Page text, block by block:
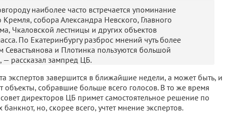
наиболее часто встречается упоминание
собора Александра Невского, Главного
Чкаловской лестницы и других объектов
По Екатеринбургу разброс мнений чуть более
и Плотинка пользуются большой
— рассказал зампред ЦБ.
экспертов завершится в ближайшие недели, а может быть, и
объекты, собравшие больше всего голосов. В то же время
директоров ЦБ примет самостоятельное решение по
но, скорее всего, учтет мнение экспертов.